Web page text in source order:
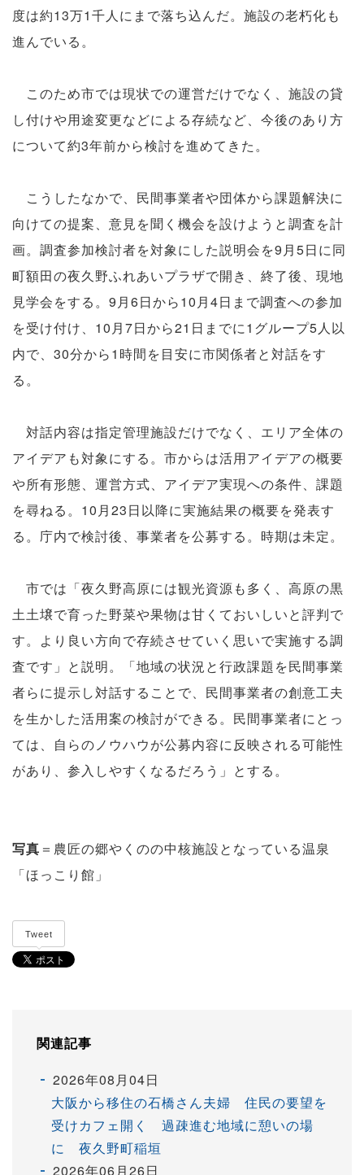
度は約13万1千人にまで落ち込んだ。施設の老朽化も
進んでいる。
このため市では現状での運営だけでなく、施設の貸
し付けや用途変更などによる存続など、今後のあり方
について約3年前から検討を進めてきた。
こうしたなかで、民間事業者や団体から課題解決に
向けての提案、意見を聞く機会を設けようと調査を計
画。調査参加検討者を対象にした説明会を9月5日に同
町額田の夜久野ふれあいプラザで開き、終了後、現地
見学会をする。9月6日から10月4日まで調査への参加
を受け付け、10月7日から21日までに1グループ5人以
内で、30分から1時間を目安に市関係者と対話をす
る。
対話内容は指定管理施設だけでなく、エリア全体の
アイデアも対象にする。市からは活用アイデアの概要
や所有形態、運営方式、アイデア実現への条件、課題
を尋ねる。10月23日以降に実施結果の概要を発表す
る。庁内で検討後、事業者を公募する。時期は未定。
市では「夜久野高原には観光資源も多く、高原の黒
土土壌で育った野菜や果物は甘くておいしいと評判で
す。より良い方向で存続させていく思いで実施する調
査です」と説明。「地域の状況と行政課題を民間事業
者らに提示し対話することで、民間事業者の創意工夫
を生かした活用案の検討ができる。民間事業者にとっ
ては、自らのノウハウが公募内容に反映される可能性
があり、参入しやすくなるだろう」とする。
写真 ＝農匠の郷やくのの中核施設となっている温泉
「ほっこり館」
Tweet
関連記事
2026年08月04日
大阪から移住の石橋さん夫婦 住民の要望を
受けカフェ開く 過疎進む地域に憩いの場
に 夜久野町稲垣
2026年06月26日